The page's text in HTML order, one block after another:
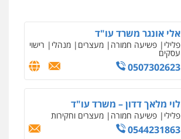
אלי אונגר משרד עו"ד
פלילי פשיעה חמורה מעצרים מנהלי רישוי
עסקים
0507302623
לוי מלאך דדון – משרד עו"ד
פלילי פשיעה חמורה מעצרים וחקירות
0544231863